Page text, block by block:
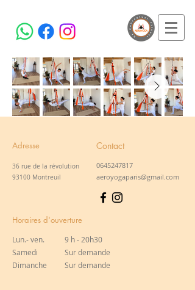
Adresse Contact
36 rue de la révolution
93100 Montreuil
0645247817
aeroyogaparis@gmail.com
Horaires d'ouverture
Lun.- ven.
9 h - 20h30
Samedi
Sur demande
​Dimanche
Sur demande